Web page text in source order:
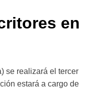
en
se realizará el tercer
estará a cargo de